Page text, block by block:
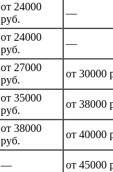
от 24000
руб.
—
от 24000
руб.
—
от 27000
руб.
от 30000
от 35000
руб.
от 38000
от 38000
руб.
от 40000
— от 45000